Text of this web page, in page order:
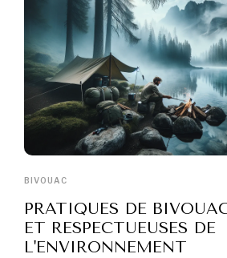
BIVOUAC
PRATIQUES DE
ET RESPECTUEUSES DE
L'ENVIRONNEMENT